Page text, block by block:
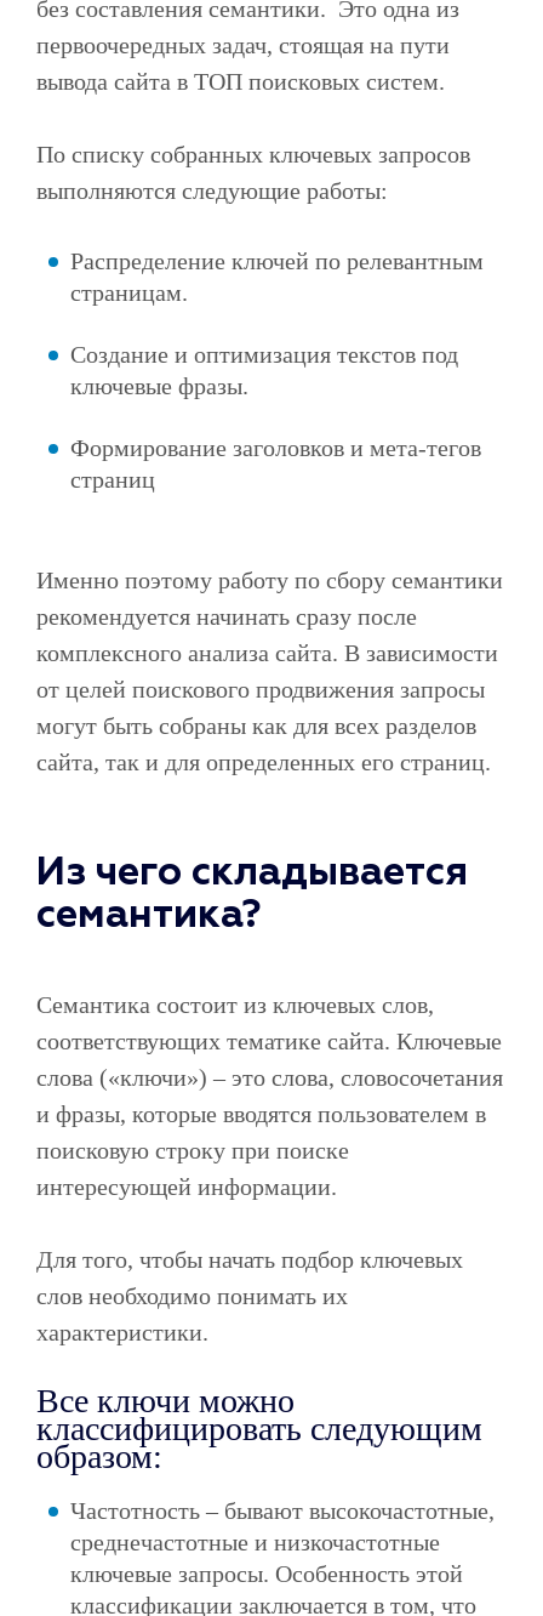
без составления семантики. Это одна из
первоочередных задач, стоящая на пути
вывода сайта в ТОП поисковых систем.
По списку собранных ключевых запросов
выполняются следующие работы:
Распределение ключей по релевантным
страницам.
Создание и оптимизация текстов под
ключевые фразы.
Формирование заголовков и мета-тегов
страниц
Именно поэтому работу по сбору семантики
рекомендуется начинать сразу после
комплексного анализа сайта. В зависимости
от целей поискового продвижения запросы
могут быть собраны как для всех разделов
сайта, так и для определенных его страниц.
Из чего складывается
семантика?
Семантика состоит из ключевых слов,
соответствующих тематике сайта. Ключевые
слова («ключи») – это слова, словосочетания
и фразы, которые вводятся пользователем в
поисковую строку при поиске
интересующей информации.
Для того, чтобы начать подбор ключевых
слов необходимо понимать их
характеристики.
Все ключи можно
классифицировать следующим
образом:
Частотность – бывают высокочастотные,
среднечастотные и низкочастотные
ключевые запросы. Особенность этой
классификации заключается в том, что